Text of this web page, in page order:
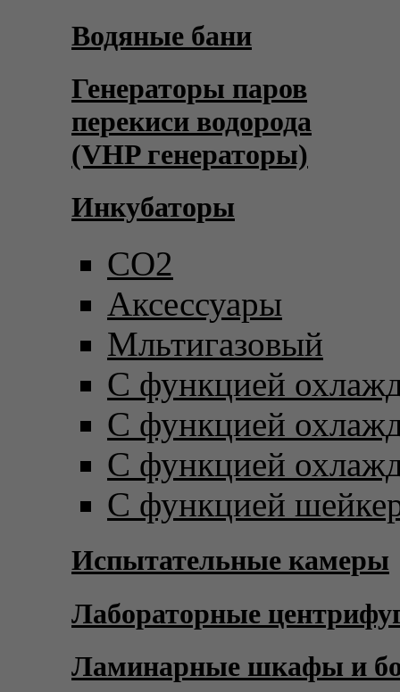
Водяные бани
Генераторы паров
перекиси водорода
(VHP генераторы)
Инкубаторы
CO2
Аксессуары
Мльтигазовый
С функцией
С функцией
С функцией
С функцией
Испытательные камеры
Лабораторные
Ламинарные шкафы и